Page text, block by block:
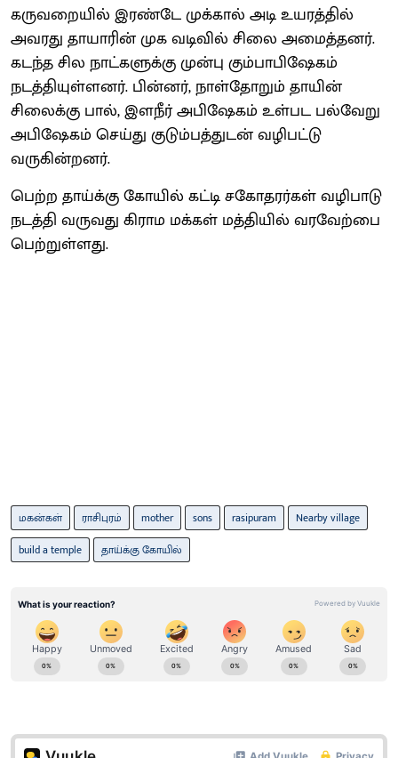
கருவறையில் இரண்டே முக்கால் அடி உயரத்தில்
அவரது தாயாரின் முக வடிவில் சிலை அமைத்தனர்.
கடந்த சில நாட்களுக்கு முன்பு கும்பாபிஷேகம்
நடத்தியுள்ளனர். பின்னர், நாள்தோறும் தாயின்
சிலைக்கு பால், இளநீர் அபிஷேகம் உள்பட பல்வேறு
அபிஷேகம் செய்து குடும்பத்துடன் வழிபட்டு
வருகின்றனர்.
பெற்ற தாய்க்கு கோயில் கட்டி சகோதரர்கள் வழிபாடு
நடத்தி வருவது கிராம மக்கள் மத்தியில் வரவேற்பை
பெற்றுள்ளது.
மகன்கள் ராசிபுரம் mother sons rasipuram
Nearby village
build a temple
தாய்க்கு கோயில்